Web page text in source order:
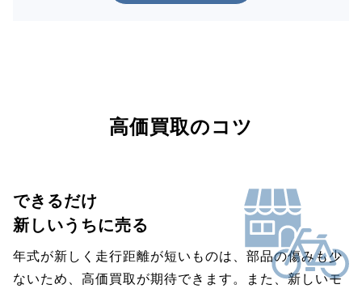
高価買取のコツ
できるだけ
新しいうちに売る
年式が新しく走行距離が短いものは、部品の傷みも少
ないため、高価買取が期待できます。また、新しいモ